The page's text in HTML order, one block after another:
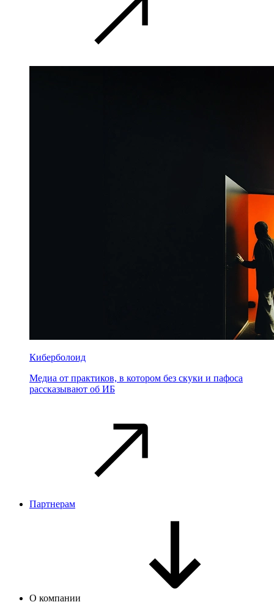
Киберболоид
Медиа от практиков, в котором без скуки и пафоса
рассказывают об ИБ
Партнерам
О компании